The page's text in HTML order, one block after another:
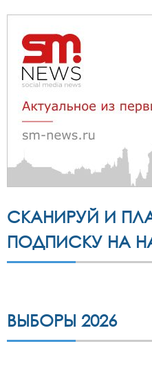
СКАНИРУЙ И
ПОДПИСКУ НА
ВЫБОРЫ 2026